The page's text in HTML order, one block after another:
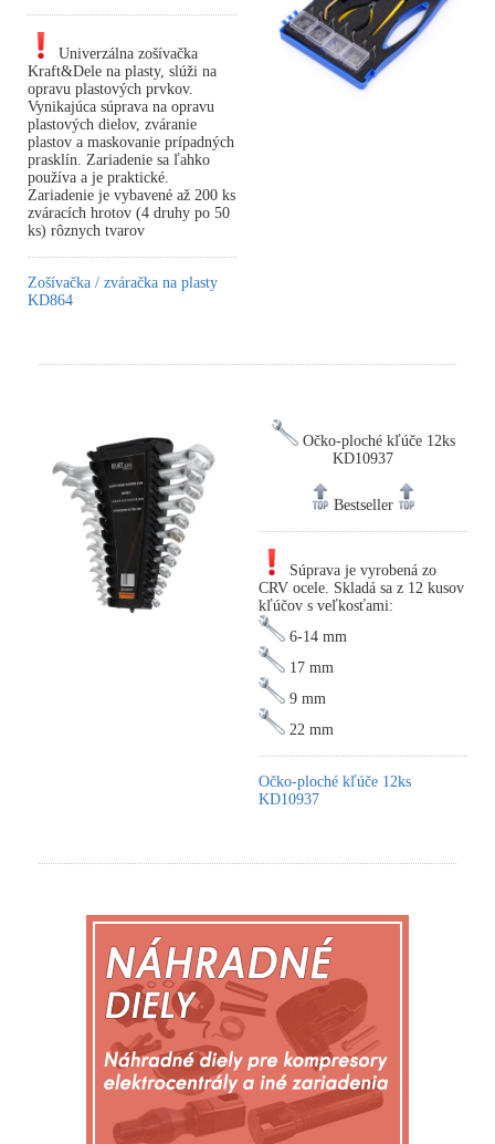
Univerzálna zošívačka
Kraft&Dele na plasty, slúži na
opravu plastových prvkov.
Vynikajúca súprava na opravu
plastových dielov, zváranie
plastov a maskovanie prípadných
prasklín. Zariadenie sa ľahko
používa a je praktické.
Zariadenie je vybavené až 200 ks
zváracích hrotov (4 druhy po 50
ks) rôznych tvarov
Zošívačka / zváračka na plasty
KD864
Očko-ploché kľúče 12ks
KD10937
Bestseller
Súprava je vyrobená zo
CRV ocele. Skladá sa z 12 kusov
kľúčov s veľkosťami:
6-14 mm
17 mm
9 mm
22 mm
Očko-ploché kľúče 12ks
KD10937